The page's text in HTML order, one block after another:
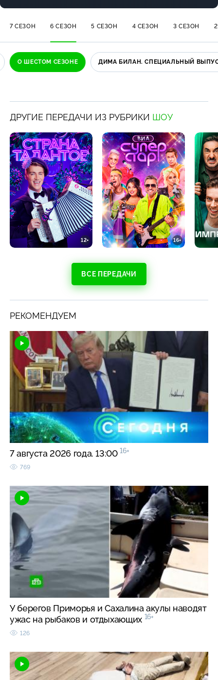
7 СЕЗОН 6 СЕЗОН 5 СЕЗОН 4 СЕЗОН 3 СЕЗОН
О ШЕСТОМ СЕЗОНЕ ДИМА БИЛАН. СПЕЦИАЛЬНЫЙ
ДРУГИЕ ПЕРЕДАЧИ ИЗ РУБРИКИ ШОУ
12+ 16+
ВСЕ ПЕРЕДАЧИ
РЕКОМЕНДУЕМ
7 августа 2026 года. 13:00 16+
769
У берегов Приморья и Сахалина акулы наводят
ужас на рыбаков и отдыхающих 16+
126